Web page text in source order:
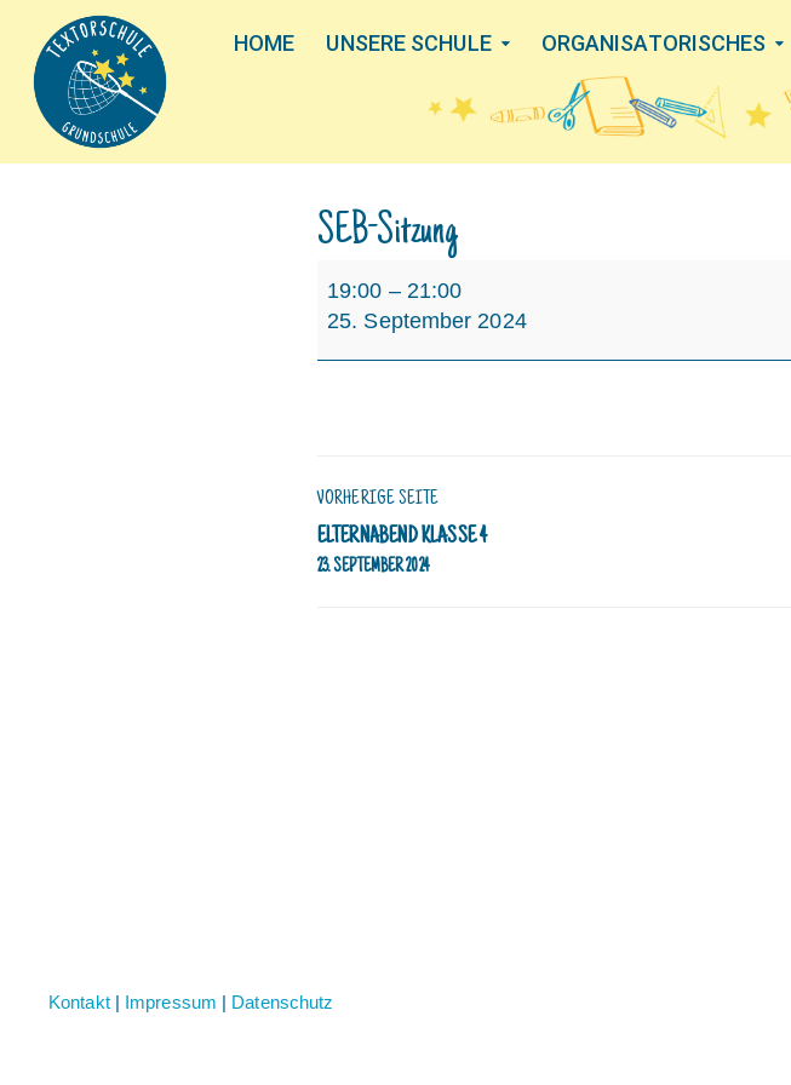
HOME UNSERE SCHULE ORGANISATORISCHES
SEB-Sitzung
Sitzung
19:00 – 21:00
25. September 2024
VORHERIGE SEITE
ELTERNABEND KLASSE 4
23. SEPTEMBER 2024
Kontakt| Impressum | Datenschutz